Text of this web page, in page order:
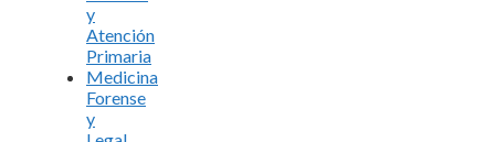
y
Atención
Primaria
Medicina
Forense
y